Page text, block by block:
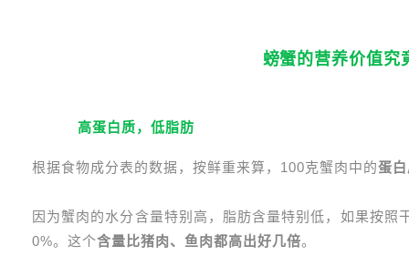
螃蟹的营养价值究
高蛋白质，低脂肪
根据食物成分表的数据，按鲜重来算，100克蟹肉中的蛋
因为蟹肉的水分含量特别高，脂肪含量特别低，如果按
0%。这个含量比猪肉、鱼肉都高出好几倍。